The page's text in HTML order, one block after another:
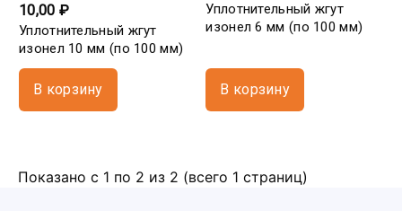
10,00 ₽
Уплотнительный жгут
изонел 10 мм (по 100 мм)
В корзину
Уплотнительный жгут
изонел 6 мм (по 100 мм)
В корзину
Показано с 1 по 2 из 2 (всего 1 страниц)